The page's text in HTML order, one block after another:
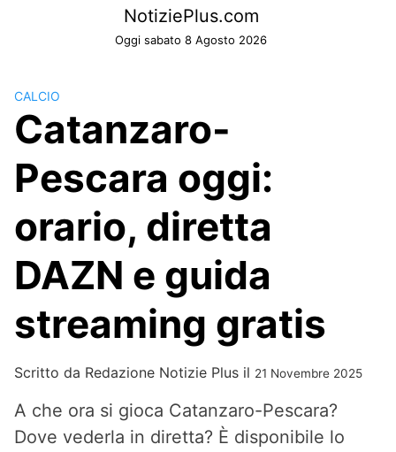
NotiziePlus.com
Oggi sabato 8 Agosto 2026
CALCIO
Catanzaro-
Pescara oggi:
orario, diretta
DAZN e guida
streaming gratis
Scritto da Redazione Notizie Plus il 21 Novembre 2025
A che ora si gioca Catanzaro-Pescara?
Dove vederla in diretta? È disponibile lo